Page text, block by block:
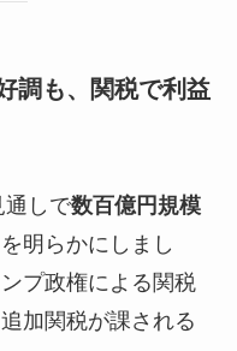
調も、関税で利益
通しで数百億円規模
明らかにしまし
プ政権による関税
加関税が課される